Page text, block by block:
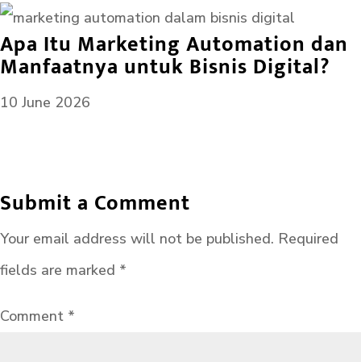
Apa Itu Marketing Automation dan
Manfaatnya untuk Bisnis Digital?
10 June 2026
Submit a Comment
Your email address will not be published. Required
fields are marked *
Comment *